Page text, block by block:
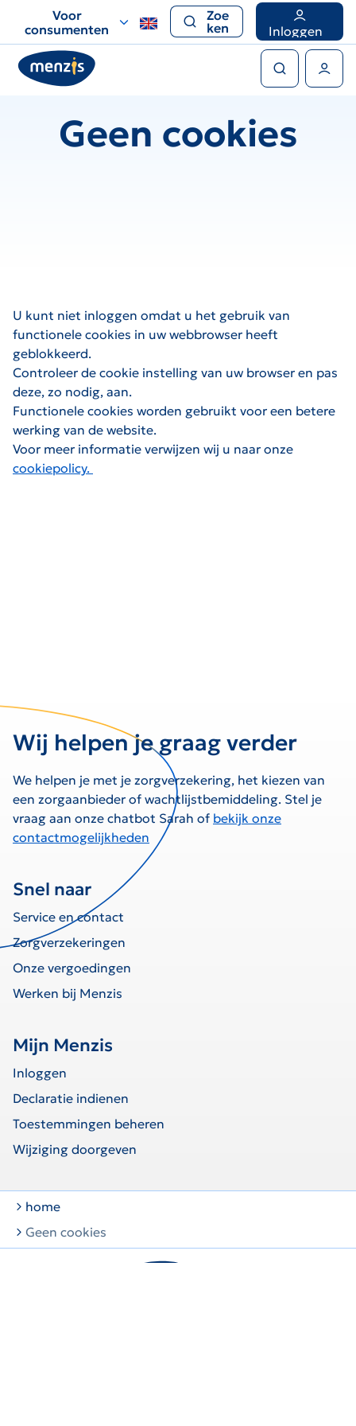
voor
snelle
navigatie
Voor
consumenten
Zoe
ken
Inloggen
Geen cookies
U kunt niet inloggen omdat u het gebruik van
functionele cookies in uw webbrowser heeft
geblokkeerd.
Controleer de cookie instelling van uw browser en pas
deze, zo nodig, aan.
Functionele cookies worden gebruikt voor een betere
werking van de website.
Voor meer informatie verwijzen wij u naar onze
cookiepolicy.
Wij helpen je graag verder
We helpen je met je zorgverzekering, het kiezen van
een zorgaanbieder of wachtlijstbemiddeling. Stel je
vraag aan onze chatbot Sarah of bekijk onze
contactmogelijkheden
Snel naar
Service en contact
Zorgverzekeringen
Onze vergoedingen
Werken bij Menzis
Mijn Menzis
Inloggen
Declaratie indienen
Toestemmingen beheren
Wijziging doorgeven
home
Geen cookies